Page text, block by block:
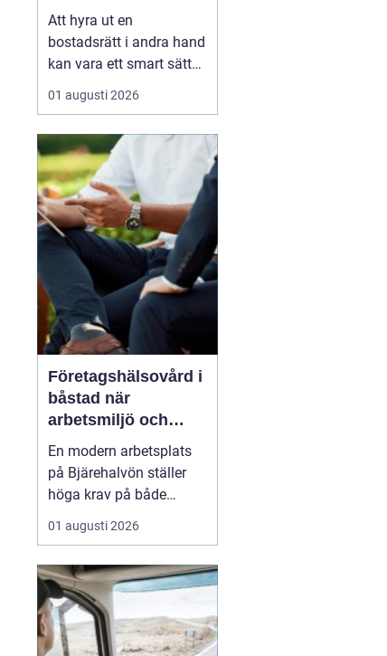
laglig och lönsam
Att hyra ut en
bostadsrätt i andra hand
kan vara ett smart sätt
att täcka kostnader eller
behålla boendet under
stad. Samtidigt upplever
många att regler,
tillstånd, hyresnivå och
försäkringar känns
krångliga. Med rätt
kunskap gå...
01 augusti 2026
Företagshälsovård i
båstad när
arbetsmiljö och
specialistkunskap
möts
En modern arbetsplats
på Bjärehalvön ställer
höga krav på både
ledning och
medarbetare. Tempot är
breda och gränsen
mellan jobb och privatliv
blir ibland suddig.
Samtidigt förväntas
01 augusti 2026